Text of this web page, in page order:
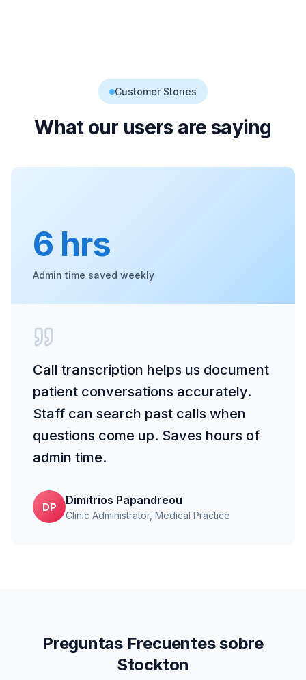
Customer Stories
What our users are saying
6 hrs
Admin time saved weekly
Call transcription helps us document
patient conversations accurately.
Staff can search past calls when
questions come up. Saves hours of
admin time.
DP
Dimitrios Papandreou
Clinic Administrator, Medical Practice
Preguntas Frecuentes sobre
Stockton